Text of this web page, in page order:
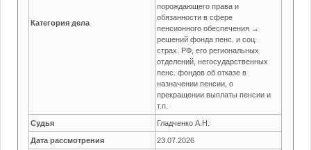
Категория дела
порождающего права и
обязанности в сфере
пенсионного обеспечения →
решений фонда пенс. и соц.
страх. РФ, его региональных
отделений, негосударственных
пенс. фондов об отказе в
назначении пенсии, о
прекращении выплаты пенсии и
т.п.
Судья Гладченко А.Н.
Дата рассмотрения 23.07.2026